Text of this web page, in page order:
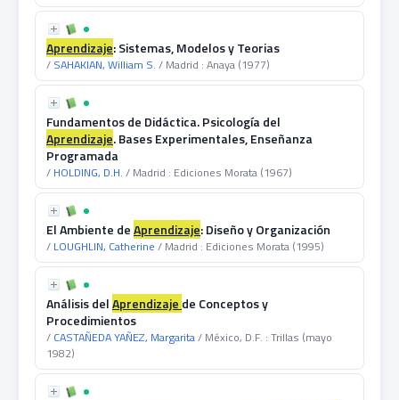
Aprendizaje: Sistemas, Modelos y Teorias
/ SAHAKIAN, William S. / Madrid : Anaya (1977)
Fundamentos de Didáctica. Psicología del
Aprendizaje. Bases Experimentales, Enseñanza
Programada
/ HOLDING, D.H. / Madrid : Ediciones Morata (1967)
El Ambiente deAprendizaje: Diseño y Organización
/ LOUGHLIN, Catherine / Madrid : Ediciones Morata (1995)
Análisis delAprendizaje de Conceptos y
Procedimientos
/ CASTAÑEDA YAÑEZ, Margarita/ México, D.F. : Trillas (mayo
1982)